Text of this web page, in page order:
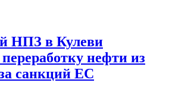
НПЗ в Кулеви
нефти из
санкций ЕС